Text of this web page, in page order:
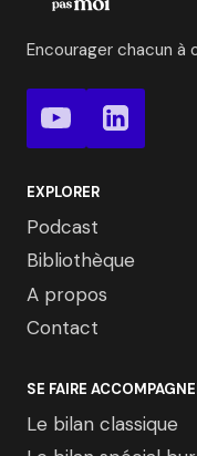
Encourager chacun
EXPLORER
Podcast
Bibliothèque
A propos
Contact
SE FAIRE
Le bilan classique